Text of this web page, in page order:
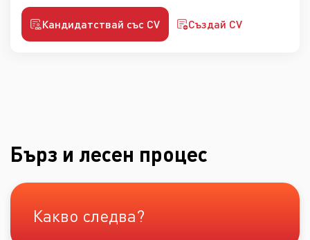
Кандидатствай със CV Създай CV
Бърз и лесен процес
Какво следва?